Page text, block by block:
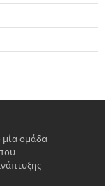
μία ομάδα